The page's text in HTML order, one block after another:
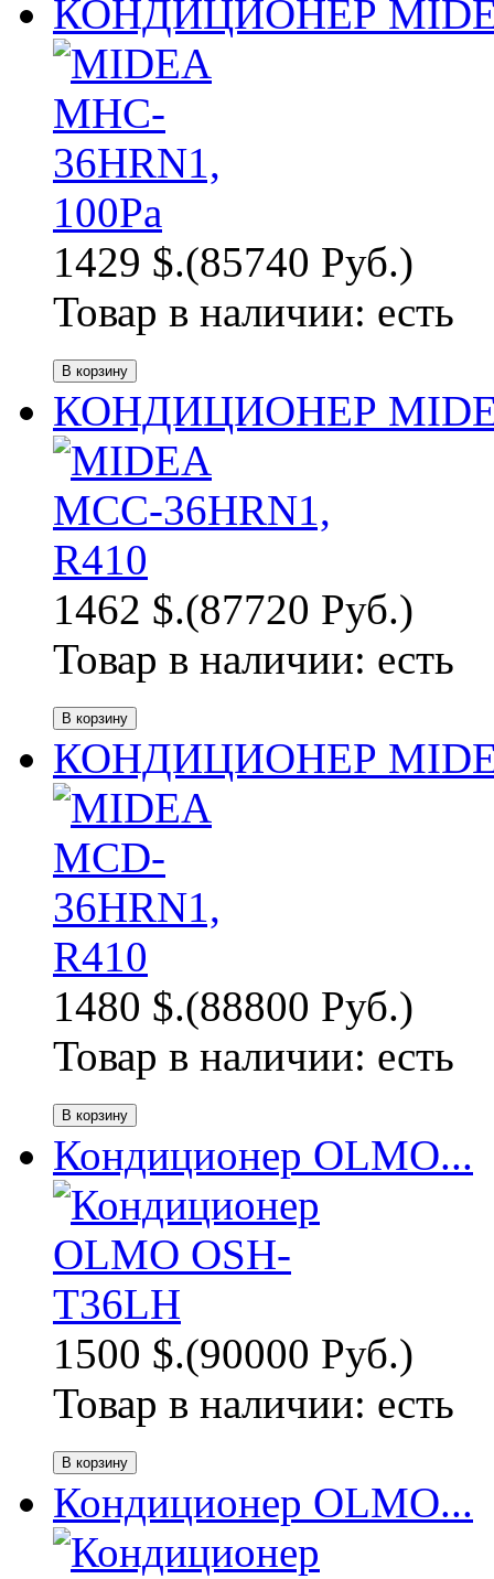
КОНДИЦИОНЕР
1429 $.(85740 Руб.)
Товар в наличии: есть
КОНДИЦИОНЕР
1462 $.(87720 Руб.)
Товар в наличии: есть
КОНДИЦИОНЕР
1480 $.(88800 Руб.)
Товар в наличии: есть
Кондиционер OLMO...
1500 $.(90000 Руб.)
Товар в наличии: есть
Кондиционер OLMO...